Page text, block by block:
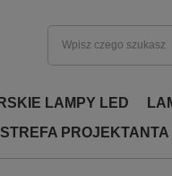
LAMPY LED
STREFA PROJEKTANTA